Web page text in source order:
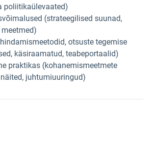
poliitikaülevaated)
(strateegilised suunad,
otsuste tegemise
käsiraamatud, teabeportaalid)
praktikas (kohanemismeetmete
juhtumiuuringud)